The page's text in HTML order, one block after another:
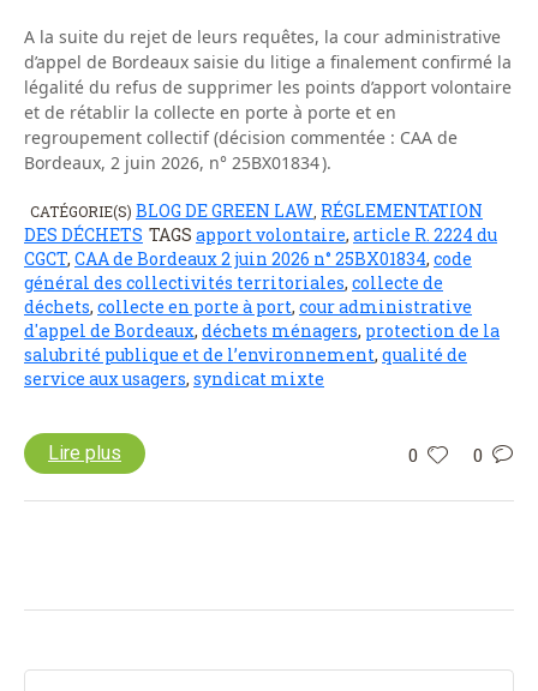
A la suite du rejet de leurs requêtes, la cour administrative
d’appel de Bordeaux saisie du litige a finalement confirmé la
légalité du refus de supprimer les points d’apport volontaire
et de rétablir la collecte en porte à porte et en
regroupement collectif (décision commentée : CAA de
Bordeaux, 2 juin 2026, n° 25BX01834 ).
CATÉGORIE(S) BLOG DE GREEN LAW RÉGLEMENTATION
DES DÉCHETS TAGS apport volontaire, article R. 2224 du
CGCT, CAA de Bordeaux 2 juin 2026 n° 25BX01834, code
général des collectivités territoriales, collecte de
déchets, collecte en porte à port, cour administrative
d'appel de Bordeaux, déchets ménagers, protection de la
salubrité publique et de l’environnement, qualité de
service aux usagers, syndicat mixte
0 0
Lire plus